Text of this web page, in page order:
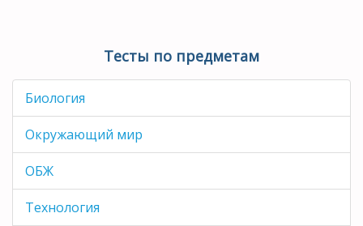
Тесты по предметам
Биология
Окружающий мир
ОБЖ
Технология